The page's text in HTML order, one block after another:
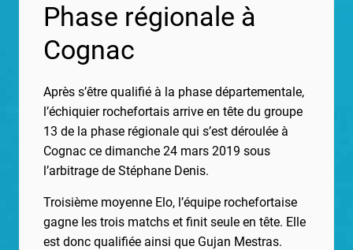
Phase régionale à
Cognac
Après s’être qualifié à la phase départementale,
l’échiquier rochefortais arrive en tête du groupe
13 de la phase régionale qui s’est déroulée à
Cognac ce dimanche 24 mars 2019 sous
l’arbitrage de Stéphane Denis.
Troisième moyenne Elo, l’équipe rochefortaise
gagne les trois matchs et finit seule en tête. Elle
est donc qualifiée ainsi que Gujan Mestras.